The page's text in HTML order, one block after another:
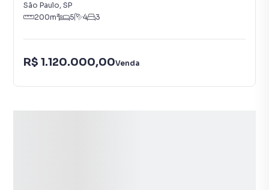
São Paulo, SP
200m² 5 4 3
R$ 1.120.000,00Venda